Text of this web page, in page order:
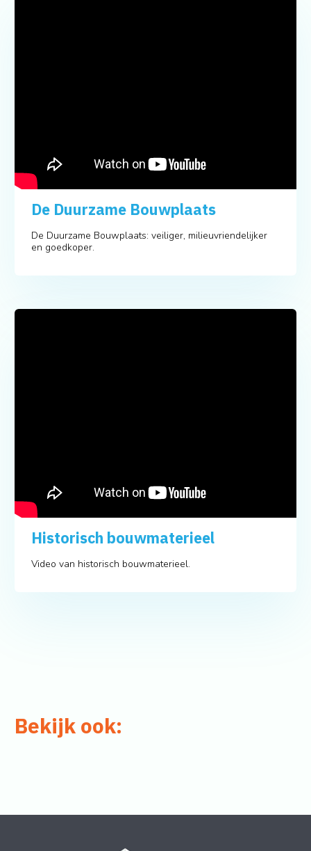
De Duurzame Bouwplaats
De Duurzame Bouwplaats: veiliger, milieuvriendelijker
en goedkoper.
Historisch bouwmaterieel
Video van historisch bouwmaterieel.
Bekijk ook: